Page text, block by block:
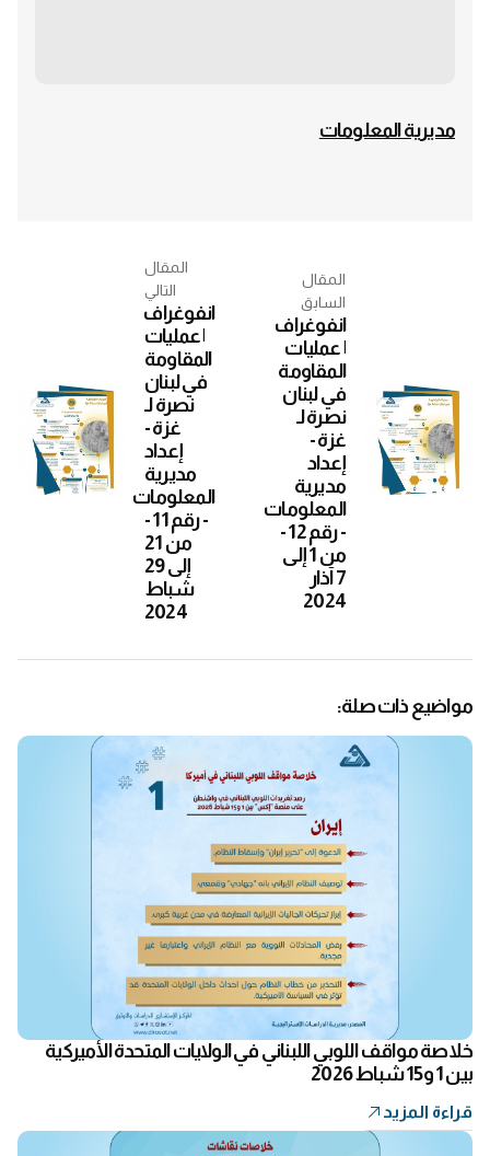
مديرية المعلومات
المقال
السابق
انفوغراف
| عمليات
المقاومة
في لبنان
نصرة لـ
غزة -
إعداد
مديرية
المعلومات
- رقم 12 -
من 1 إلى
7 آذار
2024
المقال
التالي
انفوغراف
| عمليات
المقاومة
في لبنان
نصرة لـ
غزة -
إعداد
مديرية
المعلومات
- رقم 11 -
من 21
إلى 29
شباط
2024
مواضيع ذات صلة:
خلاصة مواقف اللوبي اللبناني في الولايات المتحدة الأميركية
بين 1 و15 شباط 2026
قراءة المزيد